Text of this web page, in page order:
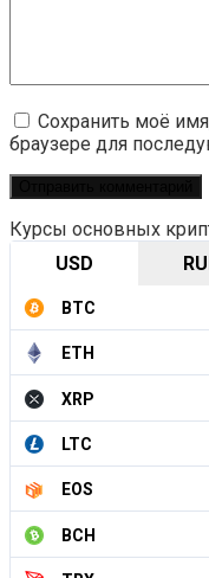
Сохранить моё
браузере для
Курсы основных
USD
BTC
ETH
XRP
LTC
EOS
BCH